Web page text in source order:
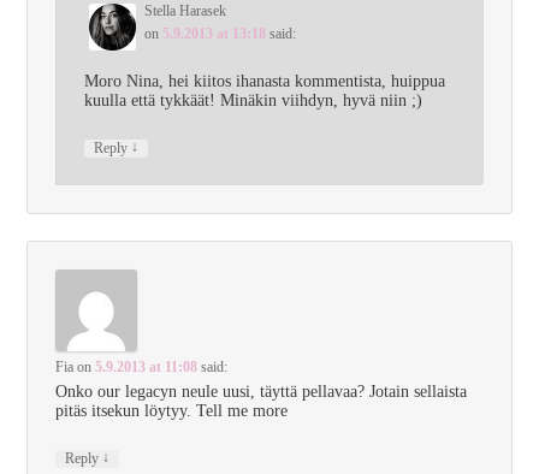
Stella Harasek
on 5.9.2013 at 13:18 said:
Moro Nina, hei kiitos ihanasta kommentista, huippua
kuulla että tykkäät! Minäkin viihdyn, hyvä niin ;)
Reply ↓
Fia on5.9.2013 at 11:08 said:
Onko our legacyn neule uusi, täyttä pellavaa? Jotain sellaista
pitäs itsekun löytyy. Tell me more
Reply ↓